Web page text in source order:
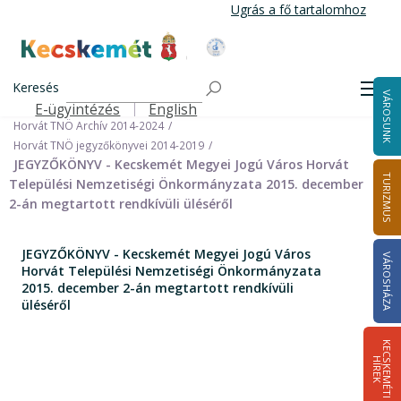
tartalomra
Ugrás a fő tartalomhoz
Kecskemét Város Honlapja
Keresés
Felső navigáció
E-ügyintézés English VÁROSUNK
TURIZMUS
VÁROSHÁZA
K
E
C
S
K
E
M
É
T
I
HÍ
R
E
K
Önkormányzat
Nemzetiségi Önkormányzatok
Horvát Települési Nemzetiségi Önkormányzat
Horvát TNÖ Archív 2014-2024
Horvát TNÖ jegyzőkönyvei 2014-2019
JEGYZŐKÖNYV - Kecskemét Megyei Jogú Város Horvát
Települési Nemzetiségi Önkormányzata 2015. december
2-án megtartott rendkívüli üléséről
JEGYZŐKÖNYV - Kecskemét Megyei Jogú Város
Horvát Települési Nemzetiségi Önkormányzata
2015. december 2-án megtartott rendkívüli
üléséről